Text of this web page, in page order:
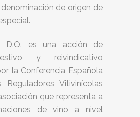
de origen de
D.O. es una acción de
y reivindicativo
la Conferencia Española
Reguladores Vitivinícolas
que representa a
de vino a nivel